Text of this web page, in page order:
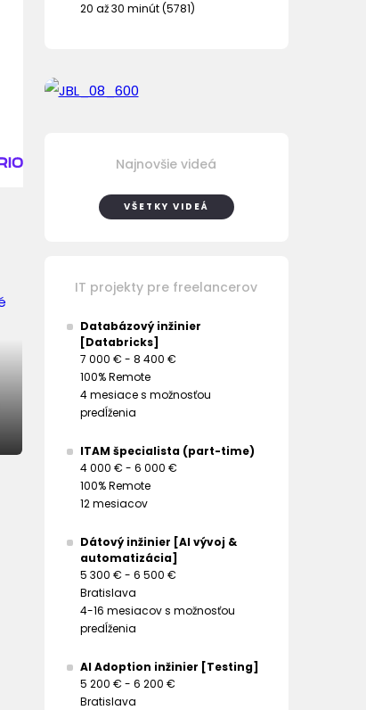
20 až 30 minút (5781)
Najnovšie videá
VŠETKY VIDEÁ
IT projekty pre freelancerov
Databázový inžinier
[Databricks]
7 000 € - 8 400 €
100% Remote
4 mesiace s možnosťou
predĺženia
ITAM špecialista (part-time)
4 000 € - 6 000 €
100% Remote
12 mesiacov
Dátový inžinier [AI vývoj &
automatizácia]
5 300 € - 6 500 €
Bratislava
4-16 mesiacov s možnosťou
predĺženia
AI Adoption inžinier [Testing]
5 200 € - 6 200 €
Bratislava